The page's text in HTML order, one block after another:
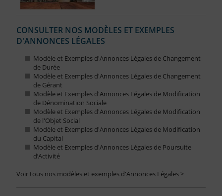
CONSULTER NOS MODÈLES ET EXEMPLES
D'ANNONCES LÉGALES
Modèle et Exemples d'Annonces Légales de Changement
de Durée
Modèle et Exemples d'Annonces Légales de Changement
de Gérant
Modèle et Exemples d'Annonces Légales de Modification
de Dénomination Sociale
Modèle et Exemples d'Annonces Légales de Modification
de l'Objet Social
Modèle et Exemples d'Annonces Légales de Modification
du Capital
Modèle et Exemples d'Annonces Légales de Poursuite
d’Activité
Voir tous nos modèles et exemples d'Annonces Légales >